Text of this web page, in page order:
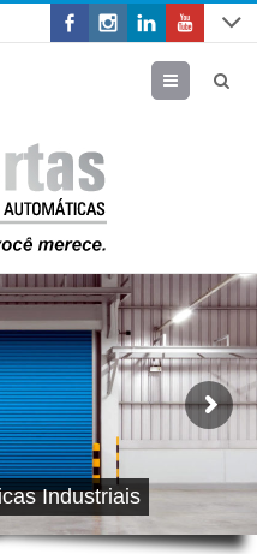
Menu
Industriais